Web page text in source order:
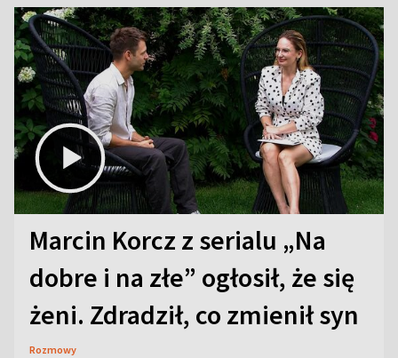
Marcin Korcz z serialu „Na
dobre i na złe” ogłosił, że się
żeni. Zdradził, co zmienił syn
Rozmowy